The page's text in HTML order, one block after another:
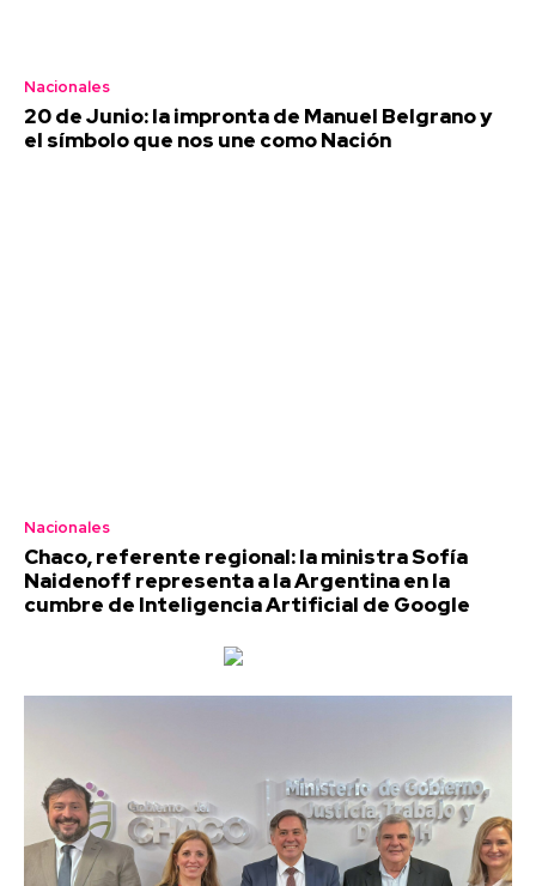
Nacionales
20 de Junio: la impronta de Manuel Belgrano y
el símbolo que nos une como Nación
Nacionales
Chaco, referente regional: la ministra Sofía
Naidenoff representa a la Argentina en la
cumbre de Inteligencia Artificial de Google